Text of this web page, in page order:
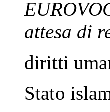
attesa di
diritti
Stato